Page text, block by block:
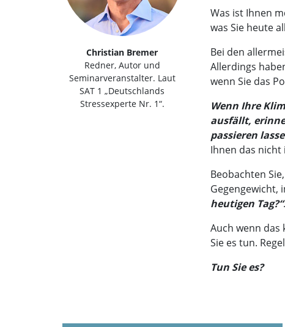
Christian Bremer
Redner, Autor und
Seminarveranstalter. Laut
SAT 1 „Deutschlands
Stressexperte Nr. 1“.
Was ist Ihnen
was Sie heute
Bei den
Allerdings
wenn Sie das
Wenn Ihre
ausfällt,
passieren
Ihnen das nicht
Beobachten
Gegengewicht,
heutigen Tag?“.
Auch wenn das
Sie es tun.
Tun Sie es?